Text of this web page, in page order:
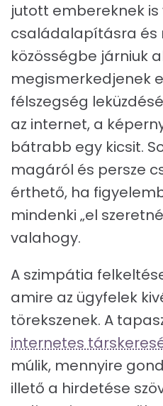
jutott embereknek
családalapításra és
közösségbe járniuk
megismerkedjenek
félszegség
az internet, a
bátrabb egy kicsit.
magáról és persze
érthető, ha
mindenki „el
valahogy.
A szimpátia
amire az ügyfelek
törekszenek. A
internetes
múlik, mennyire
illető a hirdetése